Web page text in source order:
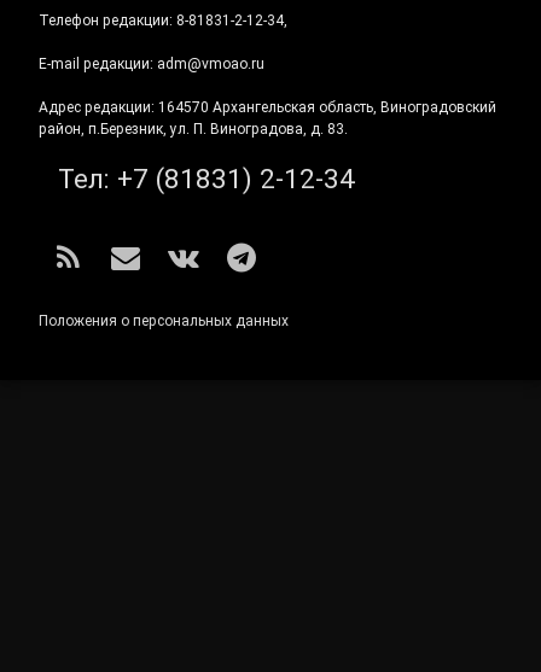
Телефон редакции: 8-81831-2-12-34,
E-mail редакции: adm@vmoao.ru
Адрес редакции: 164570 Архангельская область, Виноградовский
район, п.Березник, ул. П. Виноградова, д. 83.
Тел: +7 (81831) 2-12-34
RSS E-mailВКонтакте
Telegram
Положения о персональных данных